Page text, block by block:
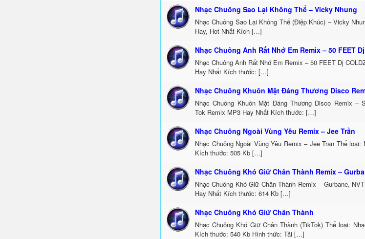
Nhạc Chuông Sao Lại Không Thể – Vicky Nhung
Nhạc Chuông Sao Lại Không Thể (Điệp Khúc) – Vicky
Hay, Hot Nhất Kích […]
Nhạc Chuông Anh Rất Nhớ Em Remix – 50 FEET
Nhạc Chuông Anh Rất Nhớ Em Remix – 50 FEET Dj
Hay Nhất Kích thước: […]
Nhạc Chuông Khuôn Mặt Đáng Thương Disco
Nhạc Chuông Khuôn Mặt Đáng Thương Disco Remix –
Tok Remix MP3 Hay Nhất Kích thước: […]
Nhạc Chuông Ngoài Vùng Yêu Remix – Jee Trần
Nhạc Chuông Ngoài Vùng Yêu Remix – Jee Trần Thể
Kích thước: 505 Kb […]
Nhạc Chuông Khó Giữ Chân Thành Remix –
Nhạc Chuông Khó Giữ Chân Thành Remix – Gurbane,
Hay Nhất Kích thước: 614 Kb […]
Nhạc Chuông Khó Giữ Chân Thành
Nhạc Chuông Khó Giữ Chân Thành (TikTok) Thể loại:
Kích thước: 540 Kb Hình thức: Tải […]